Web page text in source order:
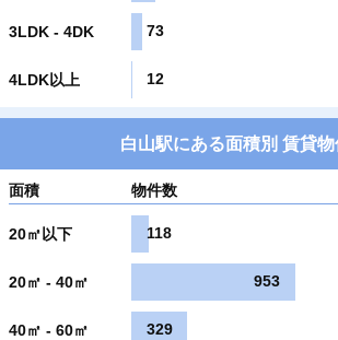
3LDK - 4DK 73
4LDK以上 12
白山駅にある面積別 賃貸
面積 物件数
20㎡以下 118
20㎡ - 40㎡ 953
40㎡ - 60㎡ 329